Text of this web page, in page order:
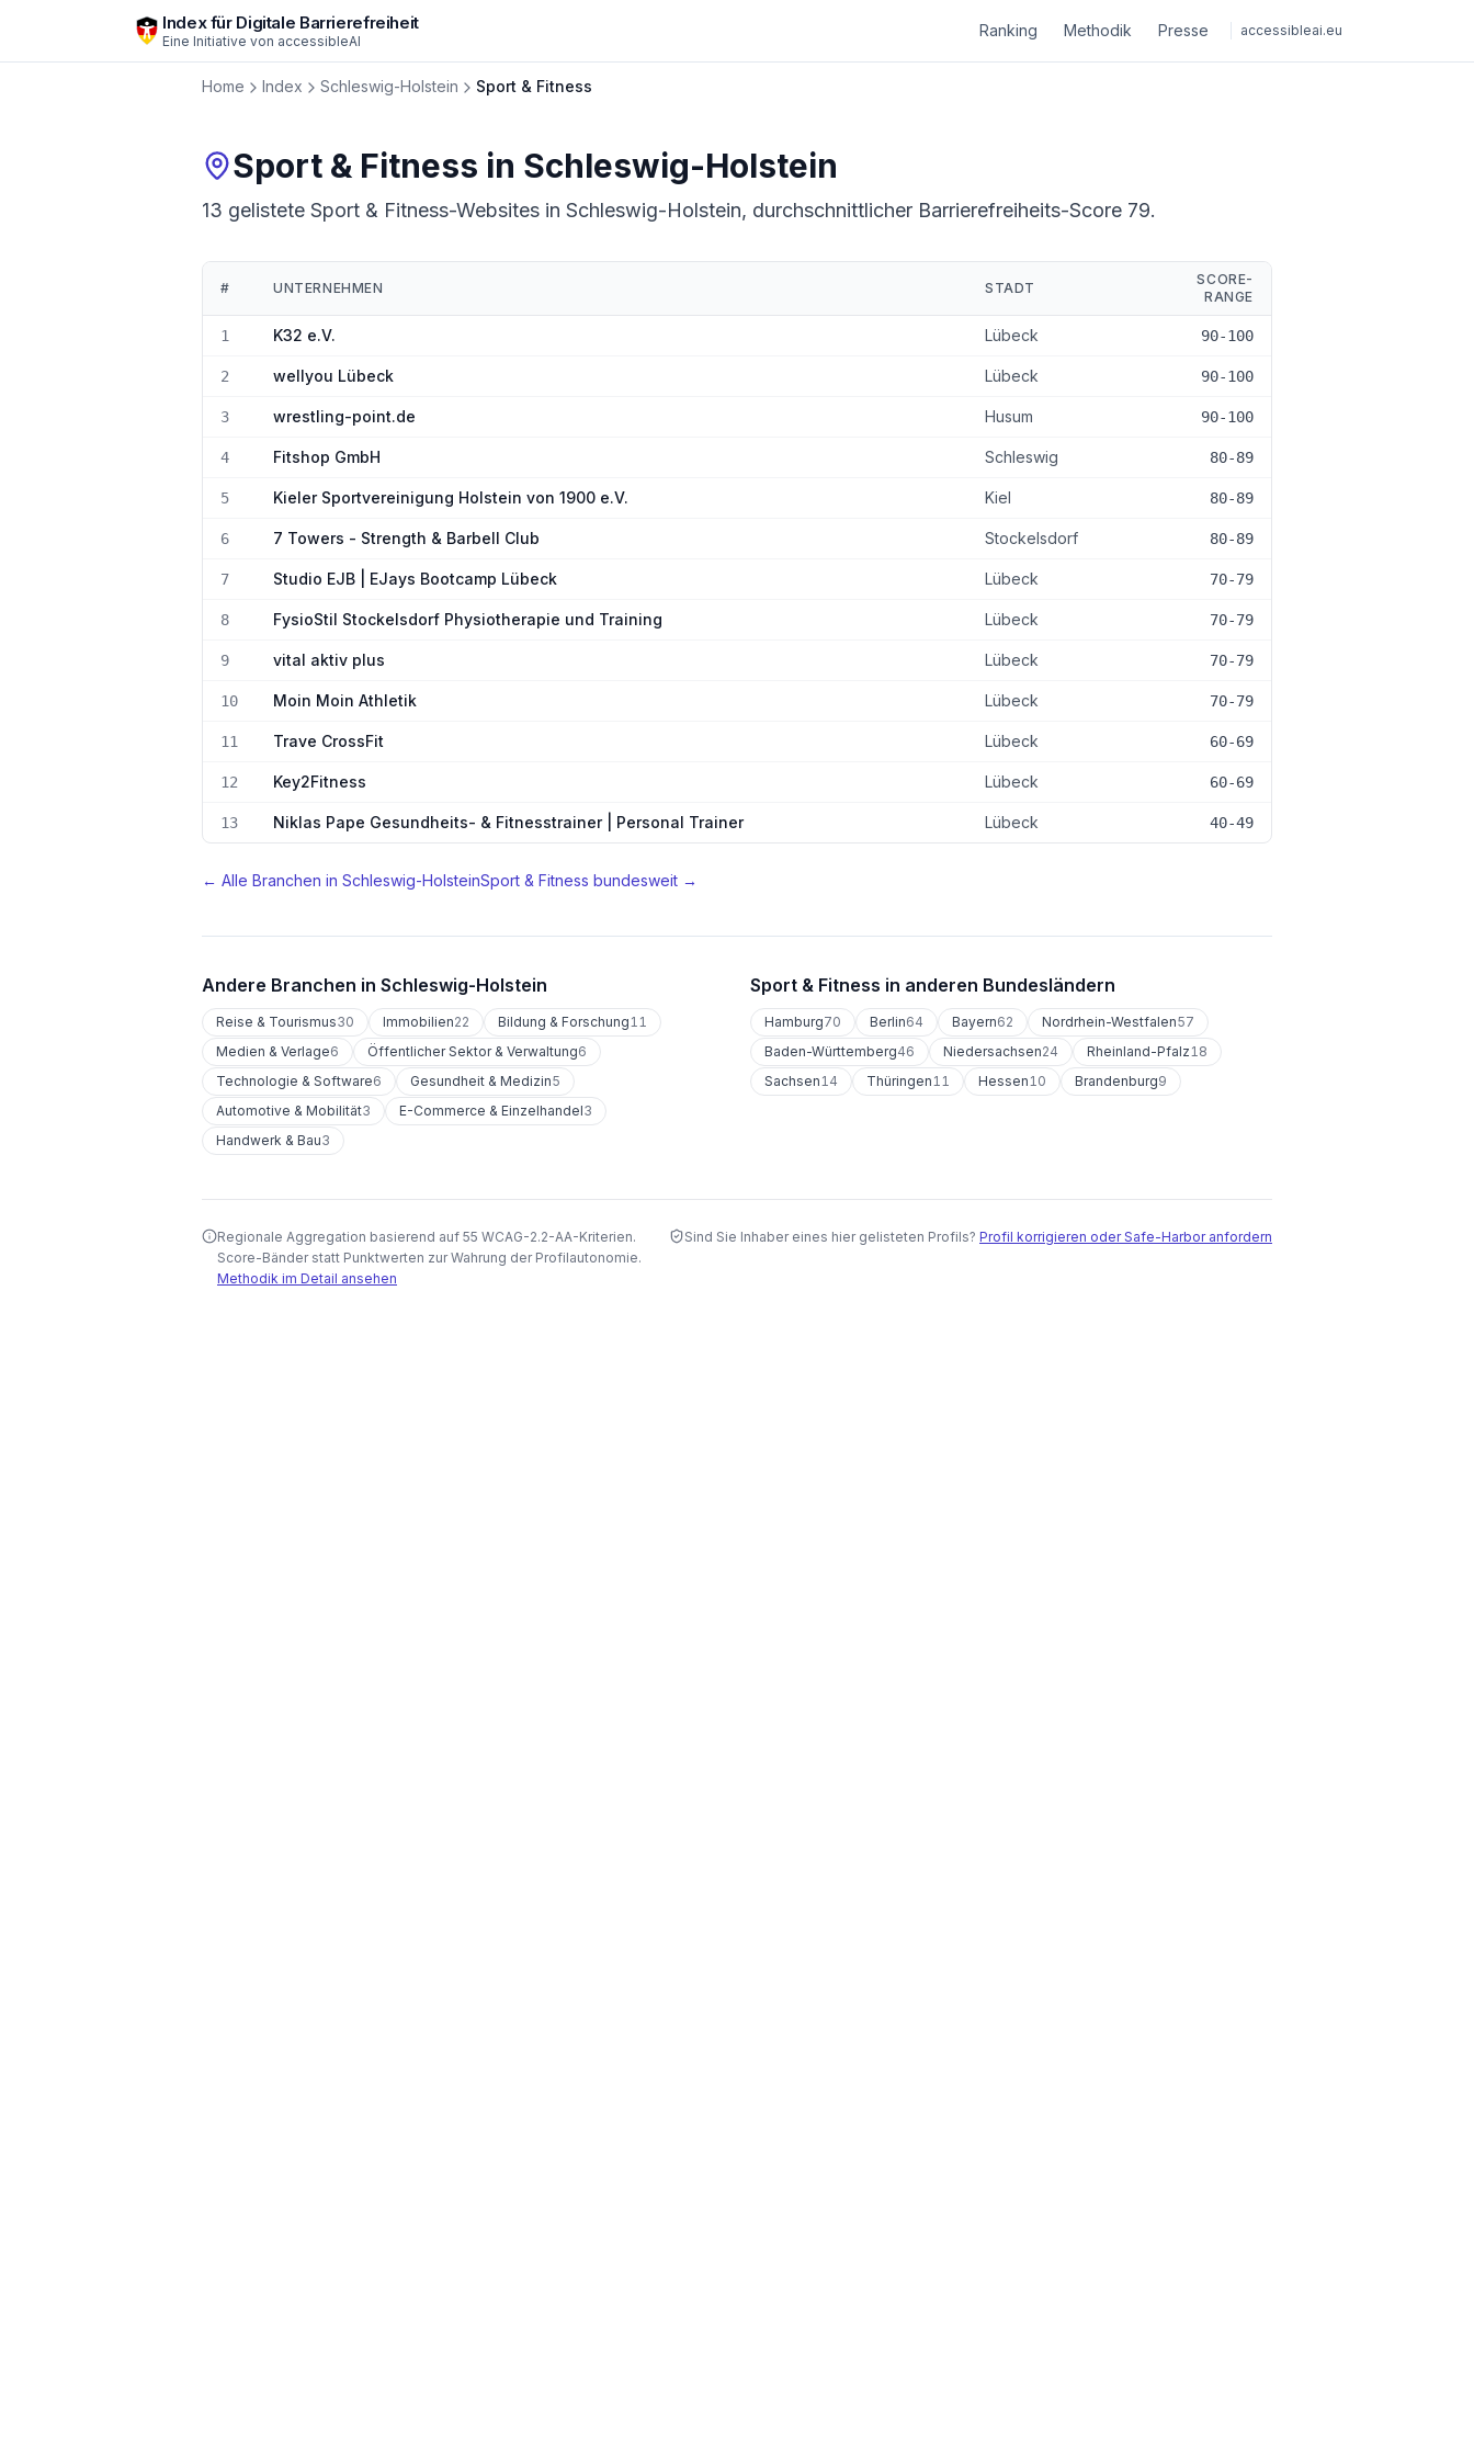
Zum Hauptinhalt springenIndex für Digitale Barrierefreiheit
Eine Initiative von accessibleAI
Ranking Methodik Presse accessibleai.eu
Home Index Schleswig-Holstein Sport & Fitness
Sport & Fitness in Schleswig-Holstein
13 gelistete Sport & Fitness-Websites in Schleswig-Holstein, durchschnittlicher Barrierefreiheits-Score 79.
Sport & Fitness
# UNTERNEHMEN STADT
SCORE-
RANGE
1 K32 e.V. Lübeck 90-100
2 wellyou Lübeck Lübeck 90-100
3 wrestling-point.de Husum 90-100
4 Fitshop GmbH Schleswig 80-89
5 Kieler Sportvereinigung Holstein von 1900 e.V. Kiel 80-89
6 7 Towers - Strength & Barbell Club Stockelsdorf 80-89
7 Studio EJB | EJays Bootcamp Lübeck Lübeck 70-79
8 FysioStil Stockelsdorf Physiotherapie und Training Lübeck 70-79
9 vital aktiv plus Lübeck 70-79
10 Moin Moin Athletik Lübeck 70-79
11 Trave CrossFit Lübeck 60-69
12 Key2Fitness Lübeck 60-69
13 Niklas Pape Gesundheits- & Fitnesstrainer | Personal Trainer Lübeck 40-49
← Alle Branchen in Schleswig-HolsteinSport & Fitness bundesweit →
Andere Branchen in Schleswig-Holstein
Reise & Tourismus30 Immobilien22 Bildung & Forschung11
Medien & Verlage6 Öffentlicher Sektor & Verwaltung6
Technologie & Software6 Gesundheit & Medizin5
Automotive & Mobilität3 E-Commerce & Einzelhandel3
Handwerk & Bau3
Sport & Fitness in anderen Bundesländern
Hamburg70 Berlin64 Bayern62 Nordrhein-Westfalen57
Baden-Württemberg46 Niedersachsen24 Rheinland-Pfalz18
Sachsen14 Thüringen11 Hessen10 Brandenburg9
Regionale Aggregation basierend auf 55 WCAG-2.2-AA-Kriterien.
Score-Bänder statt Punktwerten zur Wahrung der Profilautonomie.
Methodik im Detail ansehen
Sind Sie Inhaber eines hier gelisteten Profils? Profil korrigieren oder Safe-Harbor anfordern